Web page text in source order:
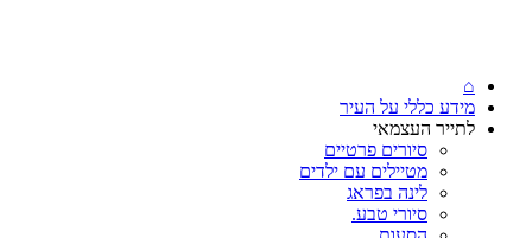
⌂
מידע כללי על העיר
לתייר העצמאי
סיורים פרטיים
מטיילים עם ילדים
לינה בפראג
סיורי טבע.